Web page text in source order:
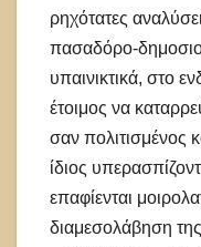
ρηχότατες
πασαδόρο-
υπαινικτικά, στο
έτοιμος να
σαν πολιτισμένος
ίδιος
επαφίενται
διαμεσολάβηση